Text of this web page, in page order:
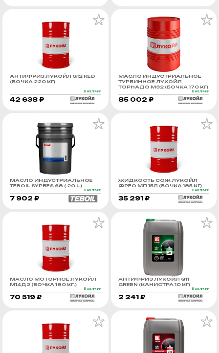
АНТИФРИЗ ЛУКОЙЛ G12 RED
(БОЧКА 220 КГ)
В наличии
42 638 ₽
МАСЛО ИНДУСТРИАЛЬНОЕ
ТУРБИННОЕ ЛУКОЙЛ
ТОРНАДО М32 (БОЧКА 170 КГ)
В наличии
85 002 ₽
МАСЛО ИНДУСТРИАЛЬНОЕ
TEBOIL SYPRES 68 ( 20 L )
В наличии
7 902 ₽
ЖИДКОСТЬ СОЖ ЛУКОЙЛ
ФРЕО МП 15Л (БОЧКА 185 КГ)
В наличии
35 291 ₽
МАСЛО МОТОРНОЕ ЛУКОЙЛ
М14Д2 (БОЧКА 180 КГ.)
В наличии
70 519 ₽
АНТИФРИЗ ЛУКОЙЛ G11
GREEN (КАНИСТРА 10 КГ)
В наличии
2 241 ₽